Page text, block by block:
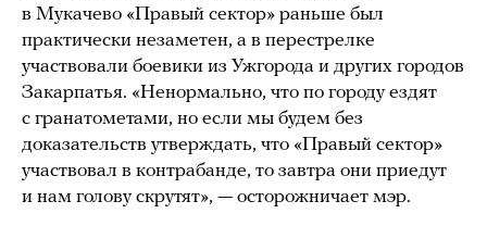
в Мукачево «Правый сектор» раньше был
практически незаметен, а в перестрелке
участвовали боевики из Ужгорода и других городов
Закарпатья. «Ненормально, что по городу ездят
с гранатометами, но если мы будем без
доказательств утверждать, что «Правый сектор»
участвовал в контрабанде, то завтра они приедут
и нам голову скрутят», — осторожничает мэр.